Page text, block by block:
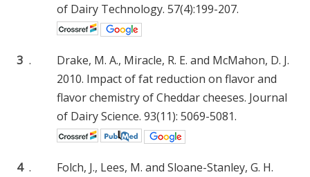
of Dairy Technology. 57(4):199-207.
3 .
Drake, M. A., Miracle, R. E. and McMahon, D. J.
2010. Impact of fat reduction on flavor and
flavor chemistry of Cheddar cheeses. Journal
of Dairy Science. 93(11): 5069-5081.
4 .
Folch, J., Lees, M. and Sloane-Stanley, G. H.